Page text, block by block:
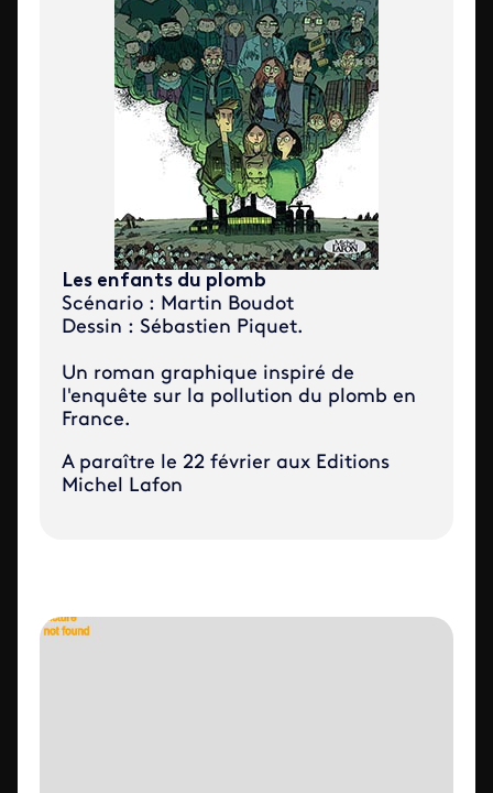
Les enfants du plomb
Scénario : Martin Boudot
Dessin : Sébastien Piquet.
Un roman graphique inspiré de
l'enquête sur la pollution du plomb en
France.
A paraître le 22 février aux Editions
Michel Lafon
ID de la video FTV Preview